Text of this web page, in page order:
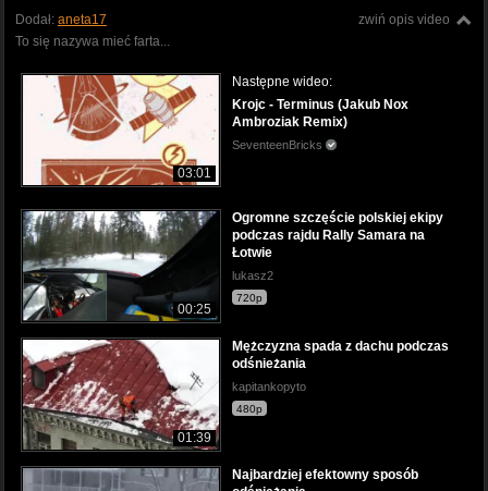
zwiń opis video
Dodał: aneta17
To się nazywa mieć farta...
03:01
Następne wideo:
Krojc - Terminus (Jakub Nox
Ambroziak Remix)
SeventeenBricks
00:25
Ogromne szczęście polskiej ekipy
podczas rajdu Rally Samara na
Łotwie
lukasz2
720p
01:39
Mężczyzna spada z dachu podczas
odśnieżania
kapitankopyto
480p
Najbardziej efektowny sposób